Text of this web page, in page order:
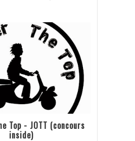
Top - JOTT (concours
inside)